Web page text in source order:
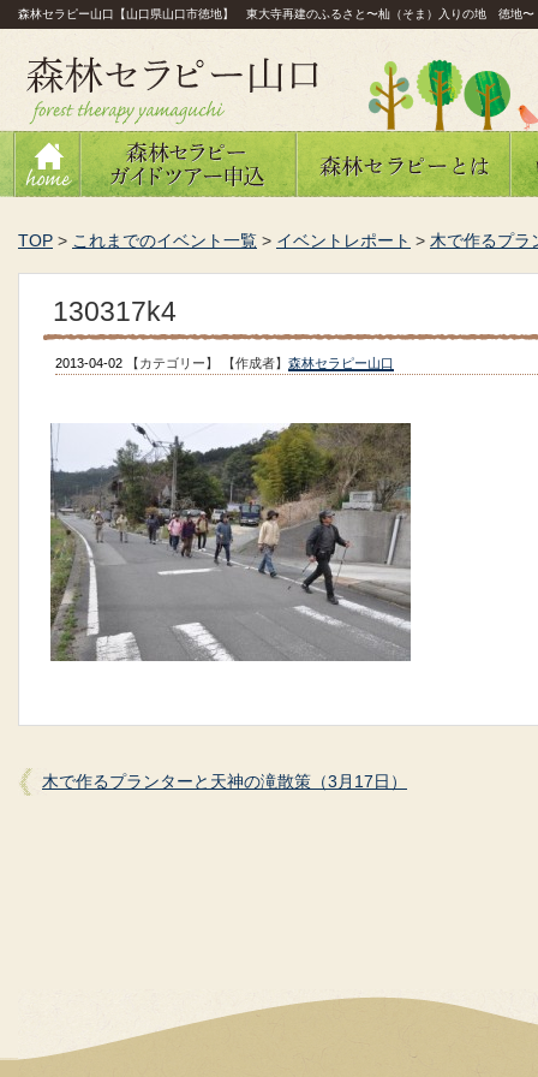
森林セラピー山口【山口県山口市徳地】 東大寺再建のふるさと〜杣（そま）入りの地 徳地〜
TOP > これまでのイベント一覧 > イベントレポート > 木で作るプラ
130317k4
2013-04-02 【カテゴリー】 【作成者】 森林セラピー山口
木で作るプランターと天神の滝散策（3月17日）